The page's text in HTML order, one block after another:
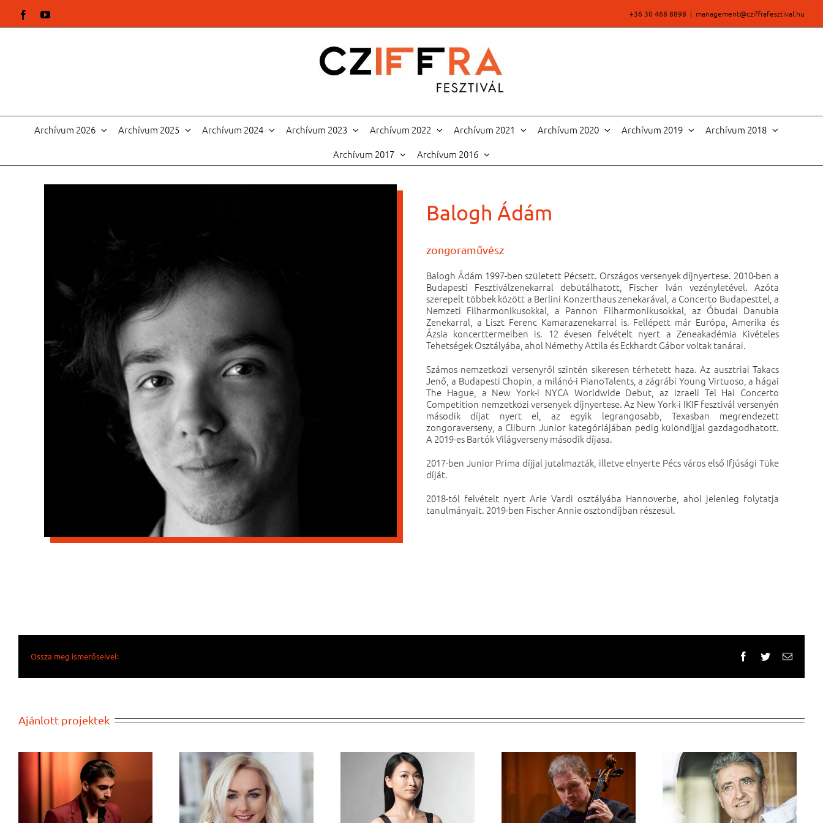
Kihagyás FacebookYouTube +36 30 468 8898 | management@cziffrafesztival.hu
Archívum 2026 Archívum 2025 Archívum 2024 Archívum 2023 Archívum 2022 Archívum 2021 Archívum 2020 Archívum 2019
Archívum 2018
Archívum 2017
Archívum 2016
Balogh Ádám
zongoraművész
Balogh Ádám 1997-ben született Pécsett. Országos versenyek díjnyertese. 2010-ben a
Budapesti Fesztiválzenekarral debütálhatott, Fischer Iván vezényletével. Azóta
szerepelt többek között a Berlini Konzerthaus zenekarával, a Concerto Budapesttel, a
Nemzeti Filharmonikusokkal, a Pannon Filharmonikusokkal, az Óbudai Danubia
Zenekarral, a Liszt Ferenc Kamarazenekarral is. Fellépett már Európa, Amerika és
Ázsia koncerttermeiben is. 12 évesen felvételt nyert a Zeneakadémia Kivételes
Tehetségek Osztályába, ahol Némethy Attila és Eckhardt Gábor voltak tanárai.
Számos nemzetközi versenyről szintén sikeresen térhetett haza. Az ausztriai Takacs
Jenő, a Budapesti Chopin, a milánó-i PianoTalents, a zágrábi Young Virtuoso, a hágai
The Hague, a New York-i NYCA Worldwide Debut, az izraeli Tel Hai Concerto
Competition nemzetközi versenyek díjnyertese. Az New York-i IKIF fesztivál versenyén
második díjat nyert el, az egyik legrangosabb, Texasban megrendezett
zongoraverseny, a Cliburn Junior kategóriájában pedig különdíjjal gazdagodhatott.
A 2019-es Bartók Világverseny második díjasa.
2017-ben Junior Prima díjjal jutalmazták, illetve elnyerte Pécs város első Ifjúsági Tüke
díját.
2018-tól felvételt nyert Arie Vardi osztályába Hannoverbe, ahol jelenleg folytatja
tanulmányait. 2019-ben Fischer Annie ösztöndíjban részesül.
Ossza meg ismerőseivel: Facebook
TwitterEmail:
Ajánlott projektek